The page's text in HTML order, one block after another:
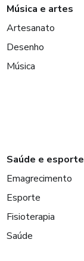
Música e artes
Artesanato
Desenho
Música
Saúde e esporte
Emagrecimento
Esporte
Fisioterapia
Saúde